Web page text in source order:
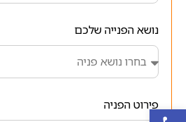
נושא הפנייה שלכם
פירוט הפניה
פתח סרגל נגישות